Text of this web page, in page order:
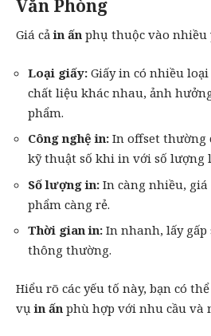
Văn Phòng
Giá cảin ấn phụ thuộc vào nhiều
Loại giấy: Giấy in có nhiều
chất liệu khác nhau, ảnh
phẩm.
Công nghệ in: In offset thường
kỹ thuật số khi in với số lượng
Số lượng in: In càng nhiều,
phẩm càng rẻ.
Thời gian in: In nhanh, lấy
thông thường.
Hiểu rõ các yếu tố này, bạn có
vụin ấn phù hợp với nhu cầu và